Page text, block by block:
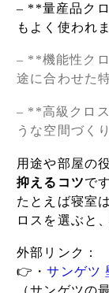
– **量産品ク
もよく使われ
– **機能性ク
途に合わせた
– **高級クロ
うな空間づく
用途や部屋の
抑えるコツで
たとえば寝室
ロスを選ぶと
外部リンク：
👉・サンゲツ